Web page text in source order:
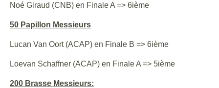
Noé Giraud (CNB) en Finale A => 6ième
50 Papillon Messieurs
Lucan Van Oort (ACAP) en Finale B => 6ième
Loevan Schaffner (ACAP) en Finale A => 5ième
200 Brasse Messieurs: